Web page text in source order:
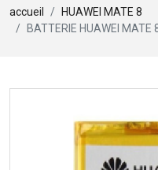
accueil
HUAWEI MATE 8
BATTERIE HUAWEI MATE